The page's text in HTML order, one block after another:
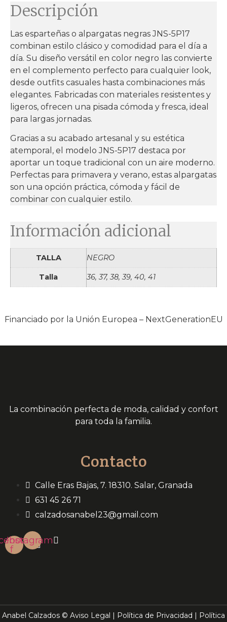
Descripción
Las esparteñas o alpargatas negras JNS-5P17
combinan estilo clásico y comodidad para el día a
día. Su diseño versátil en color negro las convierte
en el complemento perfecto para cualquier look,
desde outfits casuales hasta combinaciones más
elegantes. Fabricadas con materiales resistentes y
ligeros, ofrecen una pisada cómoda y fresca, ideal
para largas jornadas.
Gracias a su acabado artesanal y su estética
atemporal, el modelo JNS-5P17 destaca por
aportar un toque tradicional con un aire moderno.
Perfectas para primavera y verano, estas alpargatas
son una opción práctica, cómoda y fácil de
combinar con cualquier estilo.
Información adicional
TALLA NEGRO
Talla 36, 37, 38, 39, 40, 41
Financiado por la Unión Europea – NextGenerationEU
La combinación perfecta de moda, calidad y confort
para toda la familia.
Contacto
Calle Eras Bajas, 7. 18310. Salar, Granada
631 45 26 71
calzadosanabel23@gmail.com
f
Instagram
Anabel Calzados © Aviso Legal | Política de Privacidad | Política